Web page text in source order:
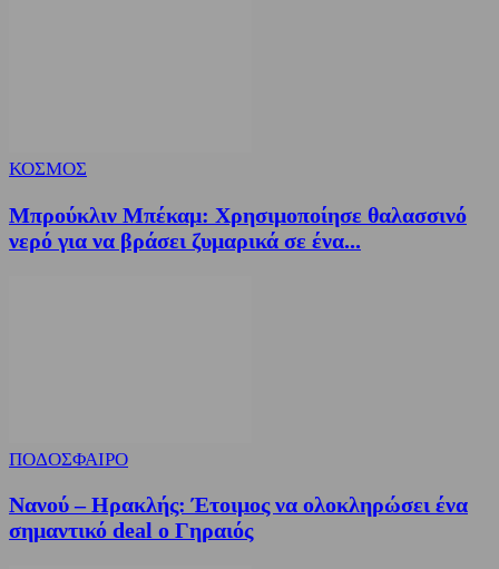
ΚΟΣΜΟΣ
Μπρούκλιν Μπέκαμ: Χρησιμοποίησε θαλασσινό
νερό για να βράσει ζυμαρικά σε ένα...
ΠΟΔΟΣΦΑΙΡΟ
Νανού – Ηρακλής: Έτοιμος να ολοκληρώσει ένα
σημαντικό deal ο Γηραιός